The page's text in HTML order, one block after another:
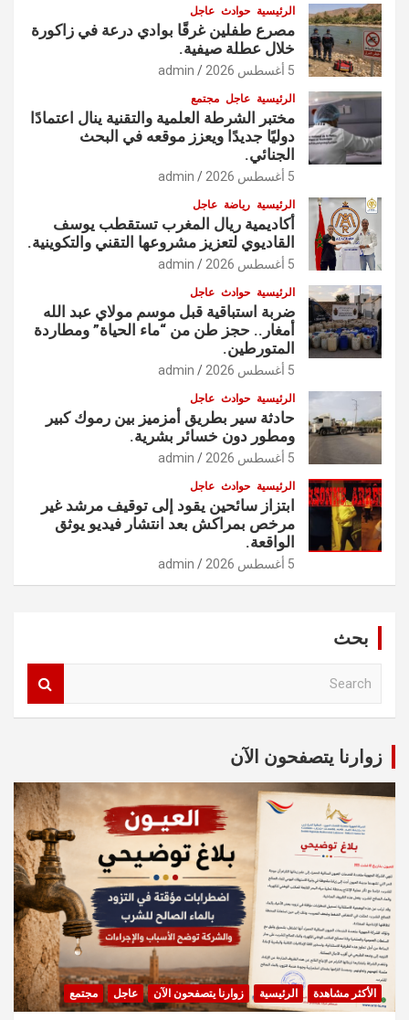
الرئيسية حوادث عاجل
مصرع طفلين غرقًا بوادي درعة في زاكورة
خلال عطلة صيفية.
5 أغسطس 2026 admin
الرئيسية عاجل مجتمع
مختبر الشرطة العلمية والتقنية ينال اعتمادًا
دوليًا جديدًا ويعزز موقعه في البحث
الجنائي.
5 أغسطس 2026 admin
الرئيسية رياضة عاجل
أكاديمية ريال المغرب تستقطب يوسف
القاديوي لتعزيز مشروعها التقني والتكوينية.
5 أغسطس 2026 admin
الرئيسية حوادث عاجل
ضربة استباقية قبل موسم مولاي عبد الله
أمغار.. حجز طن من “ماء الحياة” ومطاردة
المتورطين.
5 أغسطس 2026 admin
الرئيسية حوادث عاجل
حادثة سير بطريق أمزميز بين رموك كبير
ومطور دون خسائر بشرية.
5 أغسطس 2026 admin
الرئيسية حوادث عاجل
ابتزاز سائحين يقود إلى توقيف مرشد غير
مرخص بمراكش بعد انتشار فيديو يوثق
الواقعة.
5 أغسطس 2026 admin
بحث
c
h
زوارنا يتصفحون الآن
الأكثر مشاهدة الرئيسية زوارنا يتصفحون الآن عاجل مجتمع